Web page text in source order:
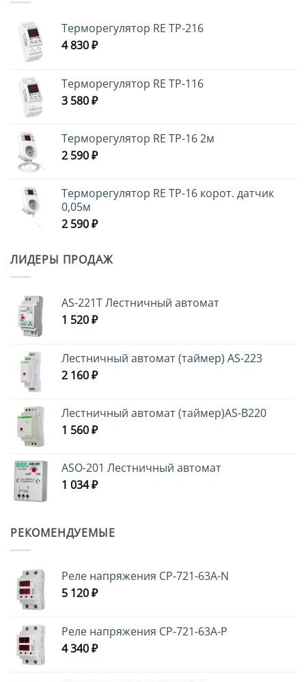
Терморегулятор RE ТР-216
4 830₽
Терморегулятор RE ТР-116
3 580₽
Терморегулятор RE ТР-16 2м
2 590₽
Терморегулятор RE ТР-16 корот. датчик
0,05м
2 590₽
ЛИДЕРЫ ПРОДАЖ
AS-221T Лестничный автомат
1 520₽
Лестничный автомат (таймер) AS-223
2 160₽
Лестничный автомат (таймер)AS-B220
1 560₽
ASO-201 Лестничный автомат
1 034₽
РЕКОМЕНДУЕМЫЕ
Реле напряжения CP-721-63A-N
5 120₽
Реле напряжения CP-721-63A-P
4 340₽